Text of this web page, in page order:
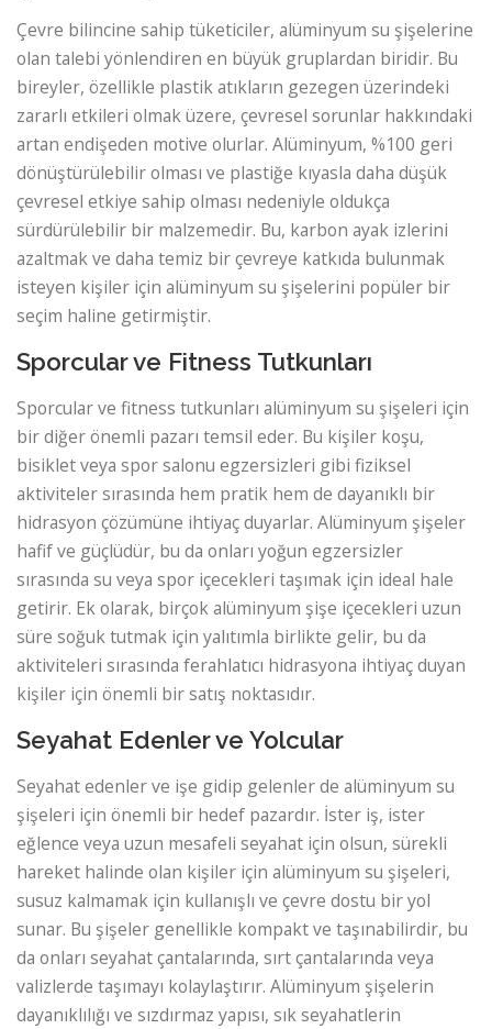
Çevre bilincine sahip tüketiciler, alüminyum su şişelerine
olan talebi yönlendiren en büyük gruplardan biridir. Bu
bireyler, özellikle plastik atıkların gezegen üzerindeki
zararlı etkileri olmak üzere, çevresel sorunlar hakkındaki
artan endişeden motive olurlar. Alüminyum, %100 geri
dönüştürülebilir olması ve plastiğe kıyasla daha düşük
çevresel etkiye sahip olması nedeniyle oldukça
sürdürülebilir bir malzemedir. Bu, karbon ayak izlerini
azaltmak ve daha temiz bir çevreye katkıda bulunmak
isteyen kişiler için alüminyum su şişelerini popüler bir
seçim haline getirmiştir.
Sporcular ve Fitness Tutkunları
Sporcular ve fitness tutkunları alüminyum su şişeleri için
bir diğer önemli pazarı temsil eder. Bu kişiler koşu,
bisiklet veya spor salonu egzersizleri gibi fiziksel
aktiviteler sırasında hem pratik hem de dayanıklı bir
hidrasyon çözümüne ihtiyaç duyarlar. Alüminyum şişeler
hafif ve güçlüdür, bu da onları yoğun egzersizler
sırasında su veya spor içecekleri taşımak için ideal hale
getirir. Ek olarak, birçok alüminyum şişe içecekleri uzun
süre soğuk tutmak için yalıtımla birlikte gelir, bu da
aktiviteleri sırasında ferahlatıcı hidrasyona ihtiyaç duyan
kişiler için önemli bir satış noktasıdır.
Seyahat Edenler ve Yolcular
Seyahat edenler ve işe gidip gelenler de alüminyum su
şişeleri için önemli bir hedef pazardır. İster iş, ister
eğlence veya uzun mesafeli seyahat için olsun, sürekli
hareket halinde olan kişiler için alüminyum su şişeleri,
susuz kalmamak için kullanışlı ve çevre dostu bir yol
sunar. Bu şişeler genellikle kompakt ve taşınabilirdir, bu
da onları seyahat çantalarında, sırt çantalarında veya
valizlerde taşımayı kolaylaştırır. Alüminyum şişelerin
dayanıklılığı ve sızdırmaz yapısı, sık seyahatlerin